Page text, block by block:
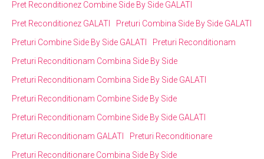
Pret Reconditionez Combine Side By Side GALATI
Pret Reconditionez GALATI
Preturi Combina Side By Side GALATI
Preturi Combine Side By Side GALATI
Preturi Reconditionam
Preturi Reconditionam Combina Side By Side
Preturi Reconditionam Combina Side By Side GALATI
Preturi Reconditionam Combine Side By Side
Preturi Reconditionam Combine Side By Side GALATI
Preturi Reconditionam GALATI
Preturi Reconditionare
Preturi Reconditionare Combina Side By Side